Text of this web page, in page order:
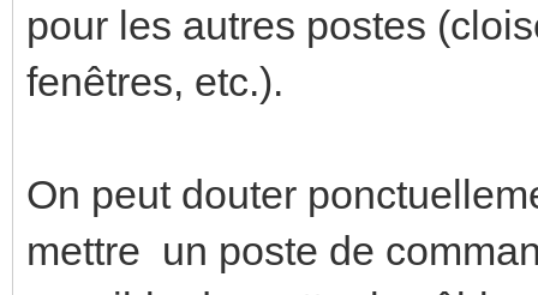
pour les autres postes
fenêtres, etc.).
On peut douter
mettre un poste de